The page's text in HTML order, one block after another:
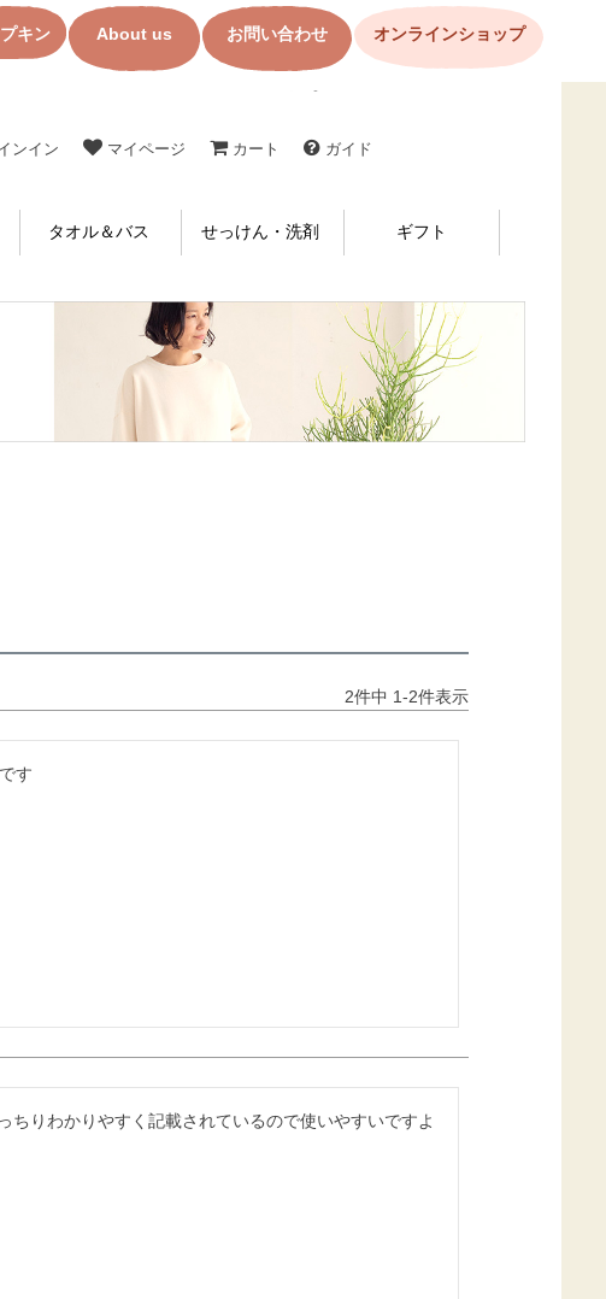
キン About us お問い合わせ オンラインショップ
ンイン マイページ カート ガイド
タオル＆バス せっけん・洗剤 ギフト
2件中 1-2件表示
す